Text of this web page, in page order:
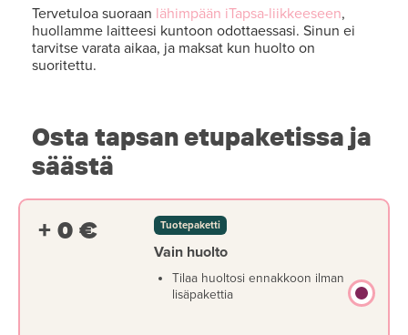
Tervetuloa suoraan lähimpään iTapsa-liikkeeseen,
huollamme laitteesi kuntoon odottaessasi. Sinun ei
tarvitse varata aikaa, ja maksat kun huolto on
suoritettu.
Osta tapsan etupaketissa ja
säästä
+ 0 € Tuotepaketti
Vain huolto
Tilaa huoltosi ennakkoon ilman
lisäpakettia